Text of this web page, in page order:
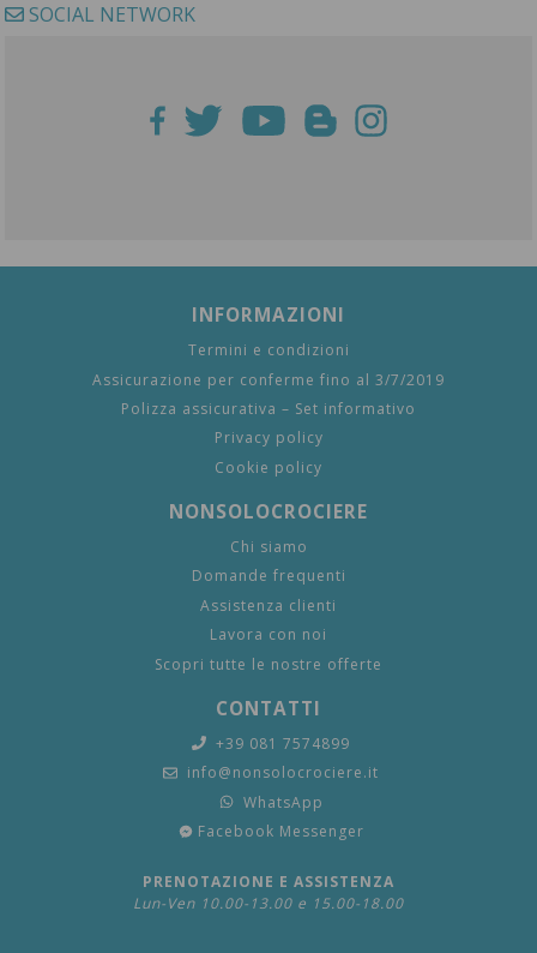
SOCIAL NETWORK
INFORMAZIONI
Termini e condizioni
Assicurazione per conferme fino al 3/7/2019
Polizza assicurativa – Set informativo
Privacy policy
Cookie policy
NONSOLOCROCIERE
Chi siamo
Domande frequenti
Assistenza clienti
Lavora con noi
Scopri tutte le nostre offerte
CONTATTI
+39 081 7574899
info@nonsolocrociere.it
WhatsApp
Facebook Messenger
PRENOTAZIONE E ASSISTENZA
Lun-Ven 10.00-13.00 e 15.00-18.00